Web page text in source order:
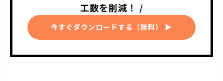
工数を削減！ /
今すぐダウンロードする（無料） ▶